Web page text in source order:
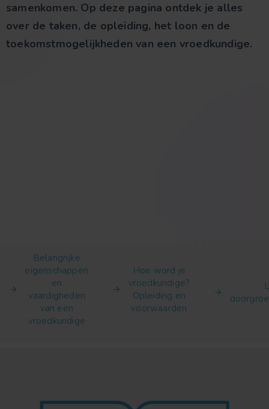
samenkomen. Op deze pagina ontdek je alles
over de taken, de opleiding, het loon en de
toekomstmogelijkheden van een vroedkundige.
Belangrijke
eigenschappen
en
vaardigheden
van een
vroedkundige
Hoe word je
vroedkundige?
Opleiding en
voorwaarden